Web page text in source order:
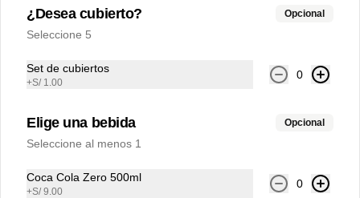
¿Desea cubierto? Opcional
Seleccione 5
Set de cubiertos
+S/ 1.00
0
Elige una bebida Opcional
Seleccione al menos 1
Coca Cola Zero 500ml
+S/ 9.00
0